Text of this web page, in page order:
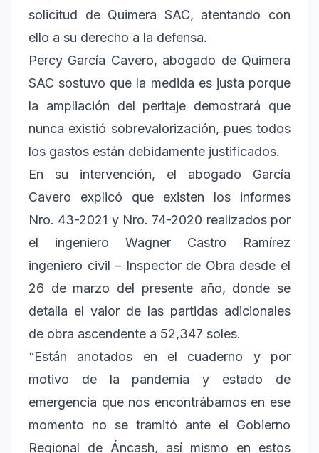
solicitud de Quimera SAC, atentando con
ello a su derecho a la defensa.
Percy García Cavero, abogado de Quimera
SAC sostuvo que la medida es justa porque
la ampliación del peritaje demostrará que
nunca existió sobrevalorización, pues todos
los gastos están debidamente justificados.
En su intervención, el abogado García
Cavero explicó que existen los informes
Nro. 43-2021 y Nro. 74-2020 realizados por
el ingeniero Wagner Castro Ramírez
ingeniero civil – Inspector de Obra desde el
26 de marzo del presente año, donde se
detalla el valor de las partidas adicionales
de obra ascendente a 52,347 soles.
“Están anotados en el cuaderno y por
motivo de la pandemia y estado de
emergencia que nos encontrábamos en ese
momento no se tramitó ante el Gobierno
Regional de Áncash, así mismo en estos